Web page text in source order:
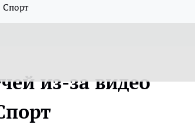
Спорт
из-за видео